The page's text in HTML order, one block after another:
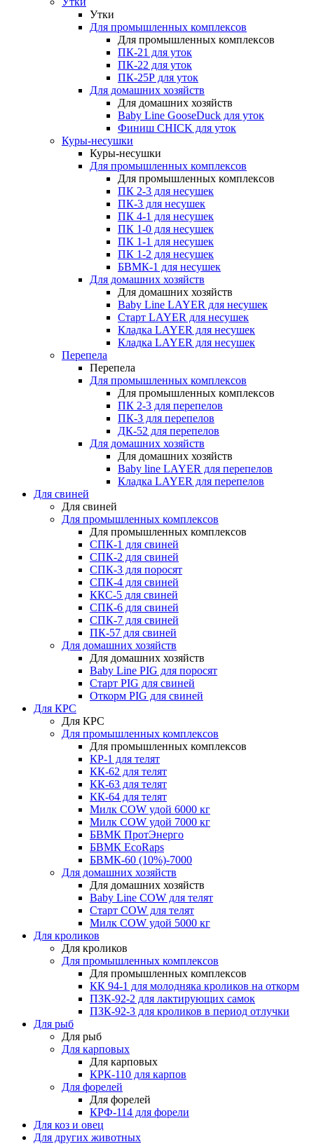
Утки
Для промышленных комплексов
Для промышленных комплексов
ПК-21 для уток
ПК-22 для уток
ПК-25Р для уток
Для домашних хозяйств
Для домашних хозяйств
Baby Line GooseDuck для уток
Финиш CHICK для уток
Куры-несушки
Куры-несушки
Для промышленных комплексов
Для промышленных комплексов
ПК 2-3 для несушек
ПК-3 для несушек
ПК 4-1 для несушек
ПК 1-0 для несушек
ПК 1-1 для несушек
ПК 1-2 для несушек
БВМК-1 для несушек
Для домашних хозяйств
Для домашних хозяйств
Baby Line LAYER для несушек
Старт LAYER для несушек
Кладка LAYER для несушек
Кладка LAYER для несушек
Перепела
Перепела
Для промышленных комплексов
Для промышленных комплексов
ПК 2-3 для перепелов
ПК-3 для перепелов
ДК-52 для перепелов
Для домашних хозяйств
Для домашних хозяйств
Baby line LAYER для перепелов
Кладка LAYER для перепелов
Для свиней
Для свиней
Для промышленных комплексов
Для промышленных комплексов
СПК-1 для свиней
СПК-2 для свиней
СПК-3 для поросят
СПК-4 для свиней
ККС-5 для свиней
СПК-6 для свиней
СПК-7 для свиней
ПК-57 для свиней
Для домашних хозяйств
Для домашних хозяйств
Baby Line PIG для поросят
Старт PIG для свиней
Откорм PIG для свиней
Для КРС
Для КРС
Для промышленных комплексов
Для промышленных комплексов
КР-1 для телят
КК-62 для телят
КК-63 для телят
КК-64 для телят
Милк COW удой 6000 кг
Милк COW удой 7000 кг
БВМК ПротЭнерго
БВМК EcoRaps
БВМК-60 (10%)-7000
Для домашних хозяйств
Для домашних хозяйств
Baby Line COW для телят
Старт COW для телят
Милк COW удой 5000 кг
Для кроликов
Для кроликов
Для промышленных комплексов
Для промышленных комплексов
КК 94-1 для молодняка кроликов на откорм
ПЗК-92-2 для лактирующих самок
ПЗК-92-3 для кроликов в период отлучки
Для рыб
Для рыб
Для карповых
Для карповых
КРК-110 для карпов
Для форелей
Для форелей
КРФ-114 для форели
Для коз и овец
Для других животных